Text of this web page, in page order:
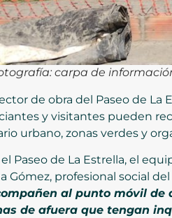
carpa de
de obra del Paseo de
y visitantes pueden
urbano, zonas verdes y
Paseo de La Estrella, el
Gómez, profesional social
al punto móvil de
de afuera que tengan